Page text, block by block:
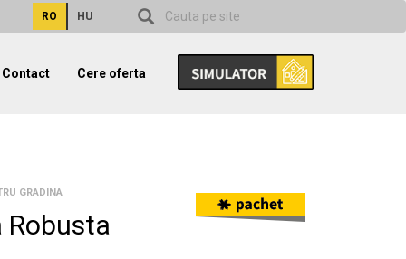
RO HU
Contact Cere oferta
GRADINA
Robusta